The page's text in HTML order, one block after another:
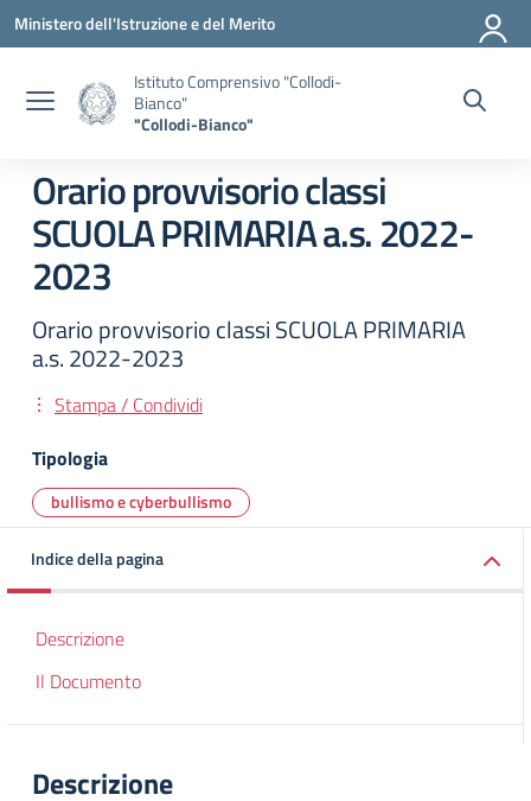
Vai ai contenuti
Vai al menu di navigazione
Vai al footer
Ministero dell'Istruzione e del Merito
Istituto Comprensivo "Collodi-
Bianco"
"Collodi-Bianco"
Orario provvisorio classi
SCUOLA PRIMARIA a.s. 2022-
2023
Orario provvisorio classi SCUOLA PRIMARIA
a.s. 2022-2023
Stampa / Condividi
Tipologia
bullismo e cyberbullismo
Indice della pagina
Descrizione
Il Documento
Descrizione